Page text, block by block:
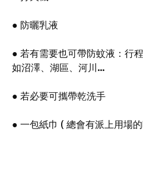
● 防曬乳液
● 若有需要也可帶防蚊液：行
如沼澤、湖區、河川…
● 若必要可攜帶乾洗手
● 一包紙巾 ( 總會有派上用場